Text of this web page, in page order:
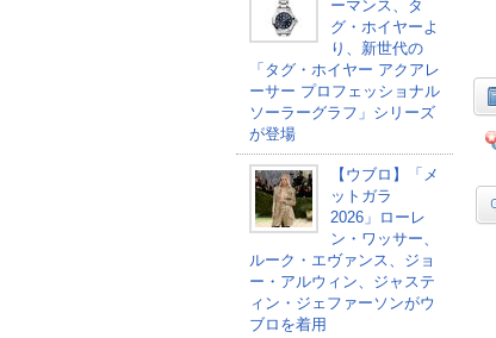
ーマンス、タ
グ・ホイヤーよ
り、新世代の
「タグ・ホイヤー アクアレ
ーサー プロフェッショナル
ソーラーグラフ」シリーズ
が登場
【ウブロ】「メ
ットガラ
2026」ローレ
ン・ワッサー、
ルーク・エヴァンス、ジョ
ー・アルウィン、ジャステ
ィン・ジェファーソンがウ
ブロを着用